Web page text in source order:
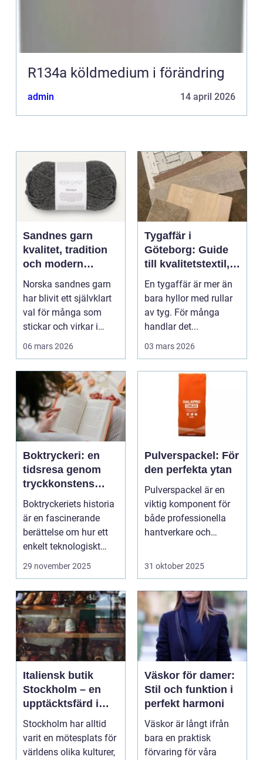
R134a köldmedium i förändring
admin 14 april 2026
Sandnes garn
kvalitet, tradition
och modern
stickglädje
Norska sandnes garn
har blivit ett självklart
val för många som
stickar och virkar i
Sverige. Kombin...
06 mars 2026
Tygaffär i
Göteborg: Guide
till kvalitetstextil,
sömnad och
inredning
En tygaffär är mer än
bara hyllor med rullar
av tyg. För många
handlar det...
03 mars 2026
Boktryckeri: en
tidsresa genom
tryckkonstens
värld
Boktryckeriets historia
är en fascinerande
berättelse om hur ett
enkelt teknologiskt
genom...
29 november 2025
Pulverspackel: För
den perfekta ytan
Pulverspackel är en
viktig komponent för
både professionella
hantverkare och
31 oktober 2025
Italiensk butik
Stockholm – en
upptäcktsfärd i
kvalitet och
hantverk
Stockholm har alltid
varit en mötesplats för
världens olika kulturer,
Väskor för damer:
Stil och funktion i
perfekt harmoni
Väskor är långt ifrån
bara en praktisk
förvaring för våra